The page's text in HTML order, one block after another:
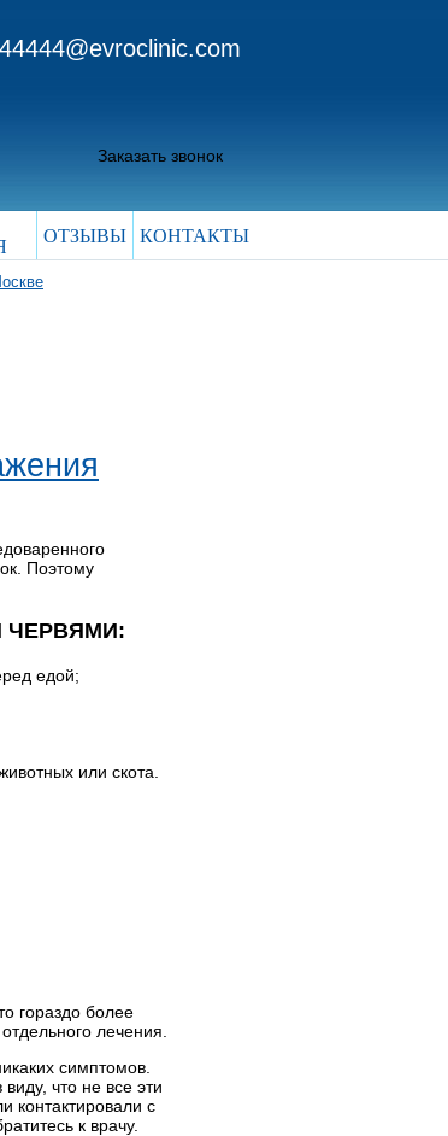
Заказать звонок
ОТЗЫВЫ КОНТАКТЫ
Поэтому
ЧЕРВЯМИ:
едой;
или скота.
гораздо более
лечения.
симптомов.
что не все эти
контактировали с
к врачу.